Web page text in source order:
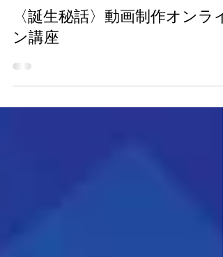
2022年11月24日
〈誕生秘話〉動画制作オンライ
ン講座